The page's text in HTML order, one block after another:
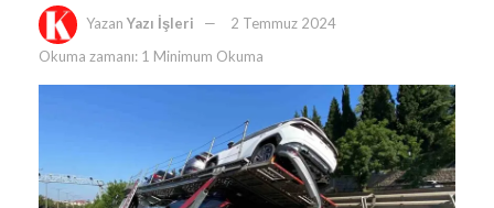
Yazan Yazı İşleri
2 Temmuz 2024
Okuma zamanı: 1 Minimum Okuma